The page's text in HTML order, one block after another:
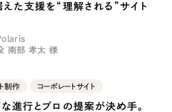
ト／
得、反響獲得などの"Webマーケティング"から、
ト
としたマーケティング代行
ィング
た支援を“理解される”サイト
南部 孝太 様
制作 コーポレートサイト
進行とプロの提案が決め手。